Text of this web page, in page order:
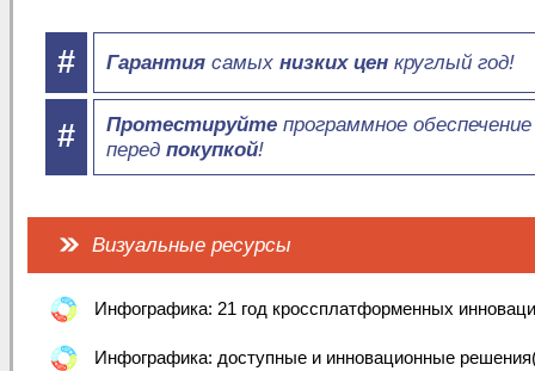
# Гарантия самых низких цен круглый год!
# Протестируйте программное
перед покупкой!
Визуальные ресурсы
Инфографика: 21 год кроссплатформенных
Инфографика: доступные и инновационные